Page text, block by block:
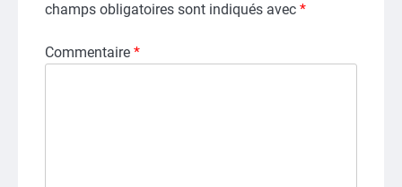
champs obligatoires sont indiqués avec *
Commentaire *